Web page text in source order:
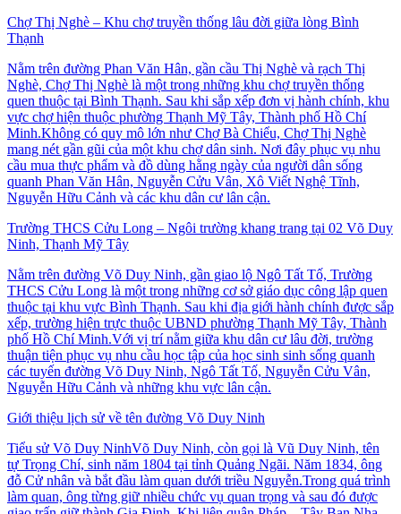
Chợ Thị Nghè – Khu chợ truyền thống lâu đời giữa lòng Bình
Thạnh
Nằm trên đường Phan Văn Hân, gần cầu Thị Nghè và rạch Thị
Nghè, Chợ Thị Nghè là một trong những khu chợ truyền thống
quen thuộc tại Bình Thạnh. Sau khi sắp xếp đơn vị hành chính, khu
vực chợ hiện thuộc phường Thạnh Mỹ Tây, Thành phố Hồ Chí
Minh.Không có quy mô lớn như Chợ Bà Chiểu, Chợ Thị Nghè
mang nét gần gũi của một khu chợ dân sinh. Nơi đây phục vụ nhu
cầu mua thực phẩm và đồ dùng hằng ngày của người dân sống
quanh Phan Văn Hân, Nguyễn Cửu Vân, Xô Viết Nghệ Tĩnh,
Nguyễn Hữu Cảnh và các khu dân cư lân cận.
Trường THCS Cửu Long – Ngôi trường khang trang tại 02 Võ Duy
Ninh, Thạnh Mỹ Tây
Nằm trên đường Võ Duy Ninh, gần giao lộ Ngô Tất Tố, Trường
THCS Cửu Long là một trong những cơ sở giáo dục công lập quen
thuộc tại khu vực Bình Thạnh. Sau khi địa giới hành chính được sắp
xếp, trường hiện trực thuộc UBND phường Thạnh Mỹ Tây, Thành
phố Hồ Chí Minh.Với vị trí nằm giữa khu dân cư lâu đời, trường
thuận tiện phục vụ nhu cầu học tập của học sinh sinh sống quanh
các tuyến đường Võ Duy Ninh, Ngô Tất Tố, Nguyễn Cửu Vân,
Nguyễn Hữu Cảnh và những khu vực lân cận.
Giới thiệu lịch sử về tên đường Võ Duy Ninh
Tiểu sử Võ Duy NinhVõ Duy Ninh, còn gọi là Vũ Duy Ninh, tên
tự Trọng Chí, sinh năm 1804 tại tỉnh Quảng Ngãi. Năm 1834, ông
đỗ Cử nhân và bắt đầu làm quan dưới triều Nguyễn.Trong quá trình
làm quan, ông từng giữ nhiều chức vụ quan trọng và sau đó được